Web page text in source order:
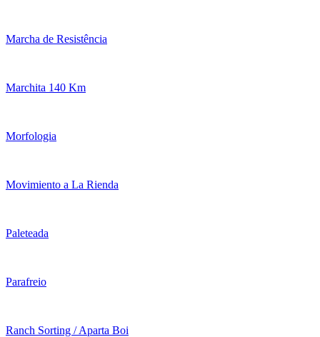
Marcha de Resistência
Marchita 140 Km
Morfologia
Movimiento a La Rienda
Paleteada
Parafreio
Ranch Sorting / Aparta Boi